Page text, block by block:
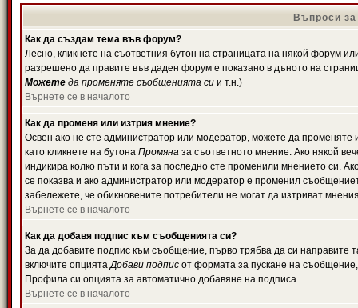
Въпроси
Как да създам тема във форум?
Лесно, кликнете на съответния бутон на страницата на някой форум
разрешено да правите във даден форум е показано в дъното на
Можете да променяте съобщенията си и т.н.)
Върнете се в началото
Как да променя или изтрия мнение?
Освен ако не сте администратор или модератор, можете да
като кликнете на бутона Промяна за съответното мнение. Ако някой
индикира колко пъти и кога за последно сте променили мнението си.
се показва и ако администратор или модератор е променил
забележете, че обикновените потребители не могат да изтриват
Върнете се в началото
Как да добавя подпис към съобщенията си?
За да добавите подпис към съобщение, първо трябва да си
включите опциятаДобави подпис от формата за пускане на
Профила си опцията за автоматично добавяне на подписа.
Върнете се в началото